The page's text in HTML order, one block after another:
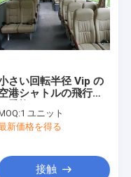
さい回転半径 Vip の
港シャトルの飛行機
1 ユニット
新価格を得る
接触